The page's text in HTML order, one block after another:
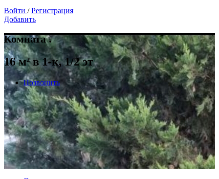
Войти / Регистрация
Добавить
Комната .
16 м² в 1-к, 1/2 эт
Позвонить